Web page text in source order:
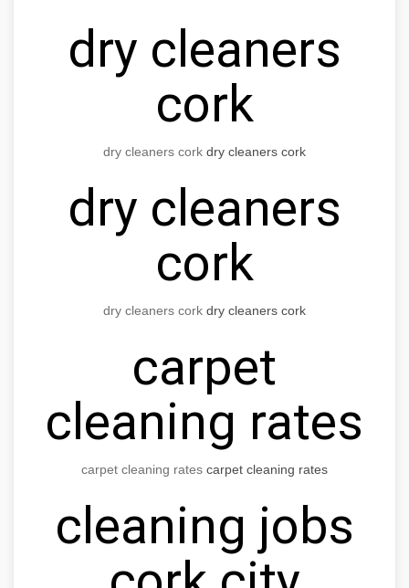
dry cleaners
cork
dry cleaners cork dry cleaners cork
dry cleaners
cork
dry cleaners cork dry cleaners cork
carpet
cleaning rates
carpet cleaning rates carpet cleaning rates
cleaning jobs